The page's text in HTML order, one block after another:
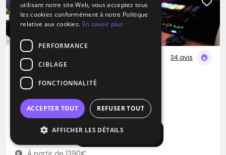
Afficher la carte
34 avis
DJ
Lightmusic
Blues Pop Rap
Le Plessis-Feu-Aussoux (77)
utilisant notre site Web, vous acceptez tous
les cookies conformément à notre Politique
relative aux cookies. En savoir plus
PERFORMANCE
CIBLAGE
FONCTIONNALITÉ
ACCEPTER TOUT REFUSER TOUT
AFFICHER LES DÉTAILS